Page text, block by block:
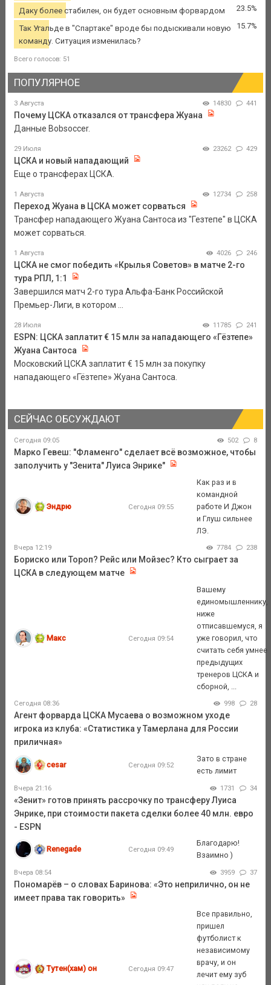
Даку более стабилен, он будет основным форвардом 23.5%
Так Угальде в "Спартаке" вроде бы подыскивали новую
команду. Ситуация изменилась?
15.7%
Всего голосов: 51
ПОПУЛЯРНОЕ
3 Августа 14830 441
Почему ЦСКА отказался от трансфера Жуана
Данные Bobsoccer.
29 Июля 23262 429
ЦСКА и новый нападающий
Еще о трансферах ЦСКА.
1 Августа 12734 258
Переход Жуана в ЦСКА может сорваться
Трансфер нападающего Жуана Сантоса из "Гезтепе" в ЦСКА
может сорваться.
1 Августа 4026 246
ЦСКА не смог победить «Крылья Советов» в матче 2-го
тура РПЛ, 1:1
Завершился матч 2-го тура Альфа-Банк Российской
Премьер-Лиги, в котором ...
28 Июля 11785 241
ESPN: ЦСКА заплатит € 15 млн за нападающего «Гёзтепе»
Жуана Сантоса
Московский ЦСКА заплатит € 15 млн за покупку
нападающего «Гёзтепе» Жуана Сантоса.
СЕЙЧАС ОБСУЖДАЮТ
Сегодня 09:05 502 8
Марко Гевеш: "Фламенго" сделает всё возможное, чтобы
заполучить у "Зенита" Луиса Энрике"
Эндрю Сегодня 09:55
Как раз и в
командной
работе И Джон
и Глуш сильнее
ЛЭ.
Вчера 12:19 7784 238
Бориско или Тороп? Рейс или Мойзес? Кто сыграет за
ЦСКА в следующем матче
Макс Сегодня 09:54
Вашему
единомышленнику,
ниже
отписавшемуся, я
уже говорил, что
считать себя умнее
предыдущих
тренеров ЦСКА и
сборной, ...
Сегодня 08:36 998 28
Агент форварда ЦСКА Мусаева о возможном уходе
игрока из клуба: «Статистика у Тамерлана для России
приличная»
cesar Сегодня 09:52
Зато в стране
есть лимит
Вчера 21:16 1731 34
«Зенит» готов принять рассрочку по трансферу Луиса
Энрике, при стоимости пакета сделки более 40 млн. евро
- ESPN
Renegade Сегодня 09:49
Благодарю!
Взаимно )
Вчера 08:54 3959 37
Пономарёв – о словах Баринова: «Это неприлично, он не
имеет права так говорить»
Тутен(хам) он Сегодня 09:47
Все правильно,
пришел
футболист к
независимому
врачу, и он
лечит ему зуб